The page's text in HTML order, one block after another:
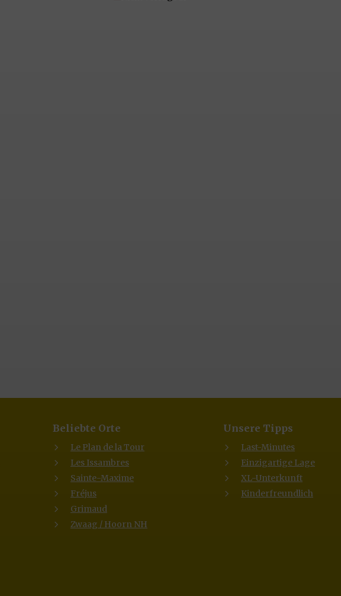
Beliebte Orte
Le Plan de la Tour
Les Issambres
Sainte-Maxime
Fréjus
Grimaud
Zwaag / Hoorn NH
Unsere Tipps
Last-Minutes
Einzigartige Lage
XL-Unterkunft
Kinderfreundlich